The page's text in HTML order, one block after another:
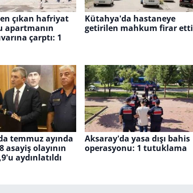
çıkan hafriyat
apartmanın
çarptı: 1
Kütahya'da hastaneye
getirilen mahkum firar etti
temmuz ayında
asayiş olayının
aydınlatıldı
Aksaray'da yasa dışı bahis
operasyonu: 1 tutuklama